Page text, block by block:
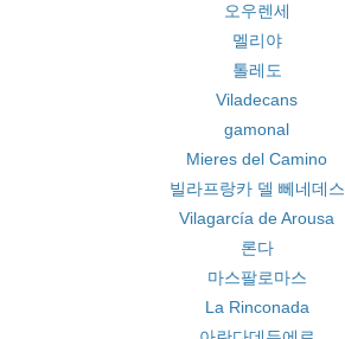
오우렌세
멜리야
톨레도
Viladecans
gamonal
Mieres del Camino
빌라프랑카 델 뻬네데스
Vilagarcía de Arousa
론다
마스팔로마스
La Rinconada